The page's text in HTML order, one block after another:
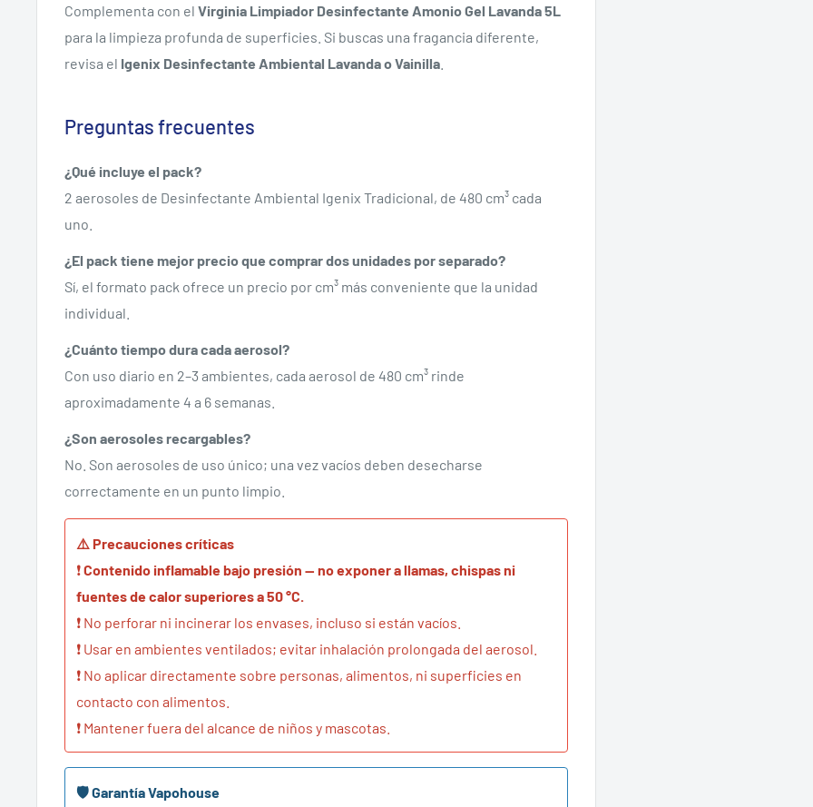
Complementa con el Virginia Limpiador Desinfectante Amonio Gel Lavanda 5L
para la limpieza profunda de superficies. Si buscas una fragancia diferente,
revisa el Igenix Desinfectante Ambiental Lavanda o Vainilla
Preguntas frecuentes
¿Qué incluye el pack?
2 aerosoles de Desinfectante Ambiental Igenix Tradicional, de 480 cm³ cada
uno.
¿El pack tiene mejor precio que comprar dos unidades por separado?
Sí, el formato pack ofrece un precio por cm³ más conveniente que la unidad
individual.
¿Cuánto tiempo dura cada aerosol?
Con uso diario en 2–3 ambientes, cada aerosol de 480 cm³ rinde
aproximadamente 4 a 6 semanas.
¿Son aerosoles recargables?
No. Son aerosoles de uso único; una vez vacíos deben desecharse
correctamente en un punto limpio.
⚠️ Precauciones críticas
❗Contenido inflamable bajo presión — no exponer a llamas, chispas ni
fuentes de calor superiores a 50 °C.
❗ No perforar ni incinerar los envases, incluso si están vacíos.
❗ Usar en ambientes ventilados; evitar inhalación prolongada del aerosol.
❗ No aplicar directamente sobre personas, alimentos, ni superficies en
contacto con alimentos.
❗ Mantener fuera del alcance de niños y mascotas.
🛡️ Garantía Vapohouse
Se requiere iniciar sesión